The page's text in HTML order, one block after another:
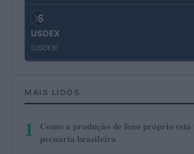
USDEX
(USDEX)
MAIS LIDOS
1
Como a produção de feno próprio
pecuária brasileira